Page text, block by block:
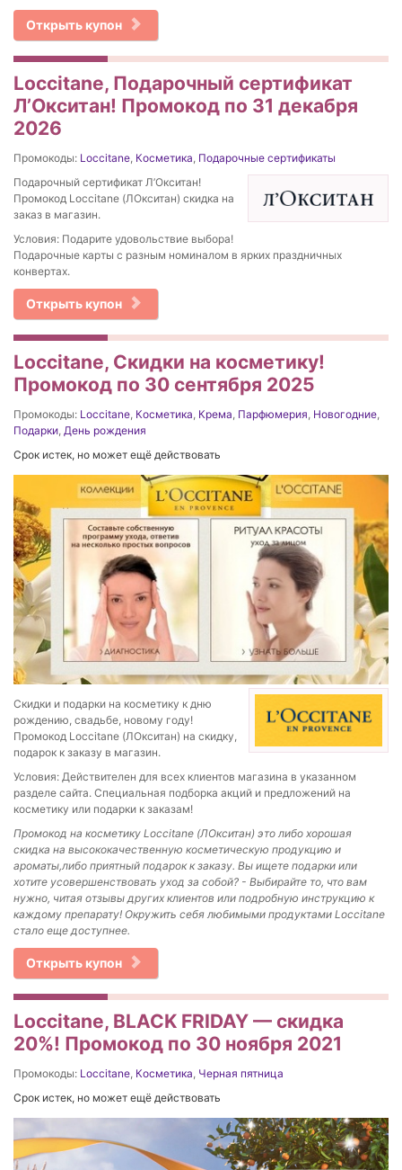
Открыть купон
Loccitane, Подарочный сертификат
Л’Окситан! Промокод по 31 декабря
2026
Промокоды: Loccitane, Косметика, Подарочные сертификаты
Подарочный сертификат Л’Окситан!
Промокод Loccitane (ЛОкситан) скидка на
заказ в магазин.
Условия: Подарите удовольствие выбора!
Подарочные карты с разным номиналом в ярких праздничных
конвертах.
Открыть купон
Loccitane, Скидки на косметику!
Промокод по 30 сентября 2025
Промокоды: Loccitane, Косметика, Крема, Парфюмерия, Новогодние,
Подарки, День рождения
Срок истек, но может ещё действовать
Скидки и подарки на косметику к дню
рождению, свадьбе, новому году!
Промокод Loccitane (ЛОкситан) на скидку,
подарок к заказу в магазин.
Условия: Действителен для всех клиентов магазина в указанном
разделе сайта. Специальная подборка акций и предложений на
косметику или подарки к заказам!
Промокод на косметику Loccitane (ЛОкситан) это либо хорошая
скидка на высококачественную косметическую продукцию и
ароматы,либо приятный подарок к заказу. Вы ищете подарки или
хотите усовершенствовать уход за собой? - Выбирайте то, что вам
нужно, читая отзывы других клиентов или подробную инструкцию к
каждому препарату! Окружить себя любимыми продуктами Loccitane
стало еще доступнее.
Открыть купон
Loccitane, BLACK FRIDAY — скидка
20%! Промокод по 30 ноября 2021
Промокоды: Loccitane Косметика Черная пятница
Срок истек, но может ещё действовать